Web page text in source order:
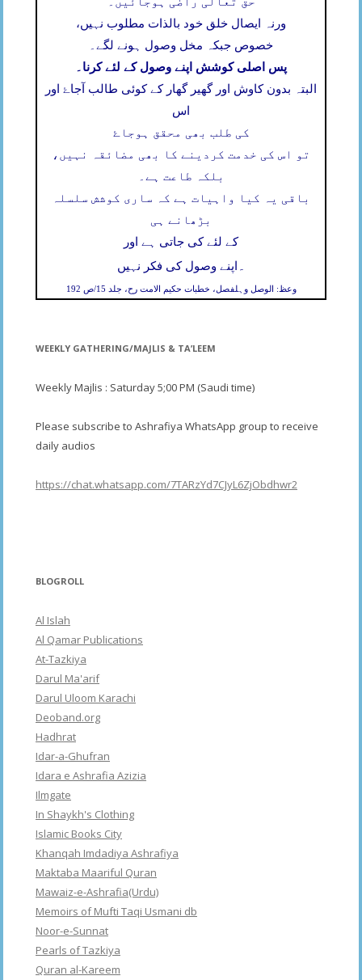
ورنہ ایصال خلق خود بالذات مطلوب نہیں،
خصوص جبکہ مخل وصول ہونے لگے۔
پس اصلی کوشش اپنے وصول کے لئے کرنا۔
البتہ بدون کاوش اور گھیر گھار کے کوئی طالب آجاۓ اور
اس
کی طلب بھی محقق ہوجاۓ
تو اس کی خدمت کردینے کا بھی مضائقہ نہیں،
بلکہ طاعت ہے۔
باقی یہ کیا واہیات ہے کہ ساری کوشش سلسلہ
بڑھانے ہی
کے لئے کی جاتی ہے اور
اپنے وصول کی فکر نہیں
وعظ: الوصل وہلفصل، خطبات حکیم الامت رح، جلد 15/ص 192
WEEKLY GATHERING/MAJLIS & TA’LEEM
Weekly Majlis : Saturday 5;00 PM (Saudi time)
Please subscribe to Ashrafiya WhatsApp group to receive
daily audios
https://chat.whatsapp.com/7TARzYd7CJyL6ZjObdhwr2
BLOGROLL
Al Islah
Al Qamar Publications
At-Tazkiya
Darul Ma'arif
Darul Uloom Karachi
Deoband.org
Hadhrat
Idar-a-Ghufran
Idara e Ashrafia Azizia
Ilmgate
In Shaykh's Clothing
Islamic Books City
Khanqah Imdadiya Ashrafiya
Maktaba Maariful Quran
Mawaiz-e-Ashrafia(Urdu)
Memoirs of Mufti Taqi Usmani db
Noor-e-Sunnat
Pearls of Tazkiya
Quran al-Kareem